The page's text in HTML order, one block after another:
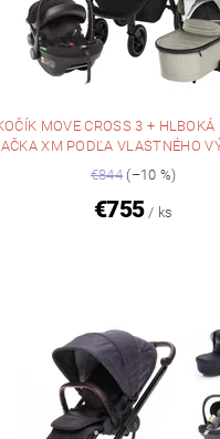
MOVE CROSS 3 +
XM PODĽA VLASTNÉHO
€844 (–10 %)
€755 / ks